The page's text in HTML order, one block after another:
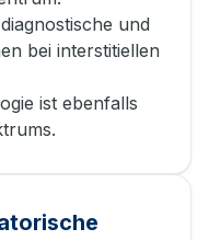
und
bei interstitiellen
ist ebenfalls